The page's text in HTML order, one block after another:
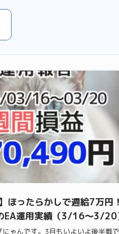
ほったらかしで週給7万円！
EA運用実績（3/16〜3/20
にゃんです。3月もいよいよ後半戦